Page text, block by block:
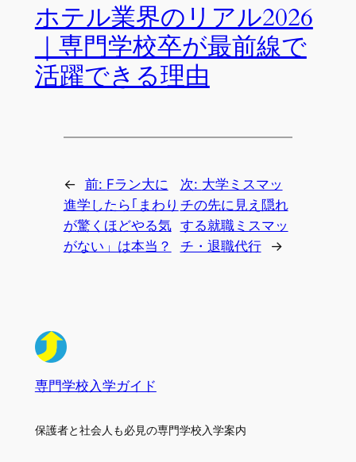
ホテル業界のリアル2026
｜専門学校卒が最前線で
活躍できる理由
← 前: Fラン大に
進学したら｢まわり
が驚くほどやる気
がない」は本当？
次: 大学ミスマッ
チの先に見え隠れ
する就職ミスマッ
チ・退職代行
→
専門学校入学ガイド
保護者と社会人も必見の専門学校入学案内